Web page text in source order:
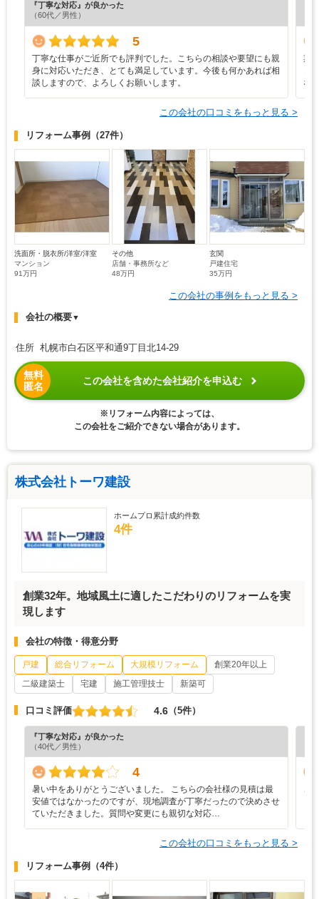
『丁寧な対応』が良かった
（60代／男性）
5
丁寧な仕事がご近所でも評判でした。こちらの相談や要望にも親
身に対応いただき、とても満足しています。今後も何かあれば相
談しますので、よろしくお願いします。
期
な
この会社の口コミをもっと見る >
リフォーム事例 （27件）
洗面所・脱衣所/洋室/洋室
マンション
91万円
その他
店舗・事務所など
48万円
玄関
戸建住宅
35万円
この会社の事例をもっと見る >
会社の概要▼
住所 札幌市白石区平和通9丁目北14-29
無料
匿名
この会社を含めた会社紹介を申込む
※リフォーム内容によっては、
この会社をご紹介できない場合があります。
株式会社トーワ建設
ホームプロ累計成約件数
4件
創業32年。地域風土に適したこだわりのリフォームを実
現します
会社の特徴・得意分野
戸建 総合リフォーム 大規模リフォーム
創業20年以上
二級建築士
宅建 施工管理技士 新築可
口コミ評価 4.6 （5件）
『丁寧な対応』が良かった
（40代／男性）
4
暑い中をありがとうございました。 こちらの会社様の見積は最
安値ではなかったのですが、現地調査が丁寧だったので決めさせ
ていただきました。質問や変更にも親切な対応…
こ
この会社の口コミをもっと見る >
リフォーム事例 （4件）